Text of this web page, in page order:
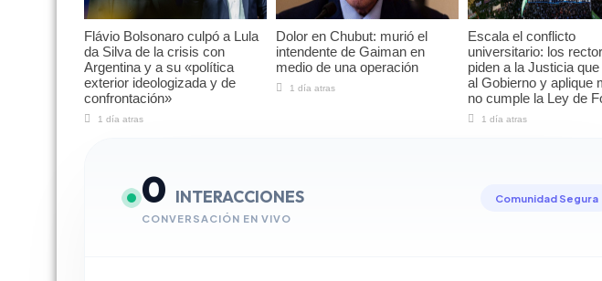
Flávio Bolsonaro culpó a Lula
da Silva de la crisis con
Argentina y a su «política
exterior ideologizada y de
confrontación»
1 día atras
Dolor en Chubut: murió el
intendente de Gaiman en
medio de una operación
1 día atras
Escala el conflicto
universitario: los
piden a la Justicia
al Gobierno y aplique
no cumple la Ley de
1 día atras
0 INTERACCIONES
CONVERSACIÓN EN VIVO
Comunidad Segura